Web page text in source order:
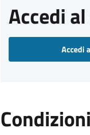
Accedi
Accedi